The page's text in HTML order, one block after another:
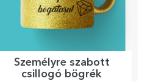
Személyre szabott
csillogó bögrék